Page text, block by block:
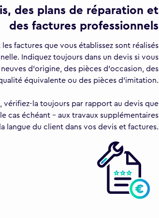
des plans de réparation et
des factures professionnels
factures que vous établissez sont réalisés
Indiquez toujours dans un devis si vous
d'origine, des pièces d'occasion, des
équivalente ou des pièces d'imitation.
vérifiez-la toujours par rapport au devis que
cas échéant - aux travaux supplémentaires
langue du client dans vos devis et factures.